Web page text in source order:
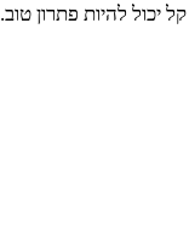
להיות פתרון